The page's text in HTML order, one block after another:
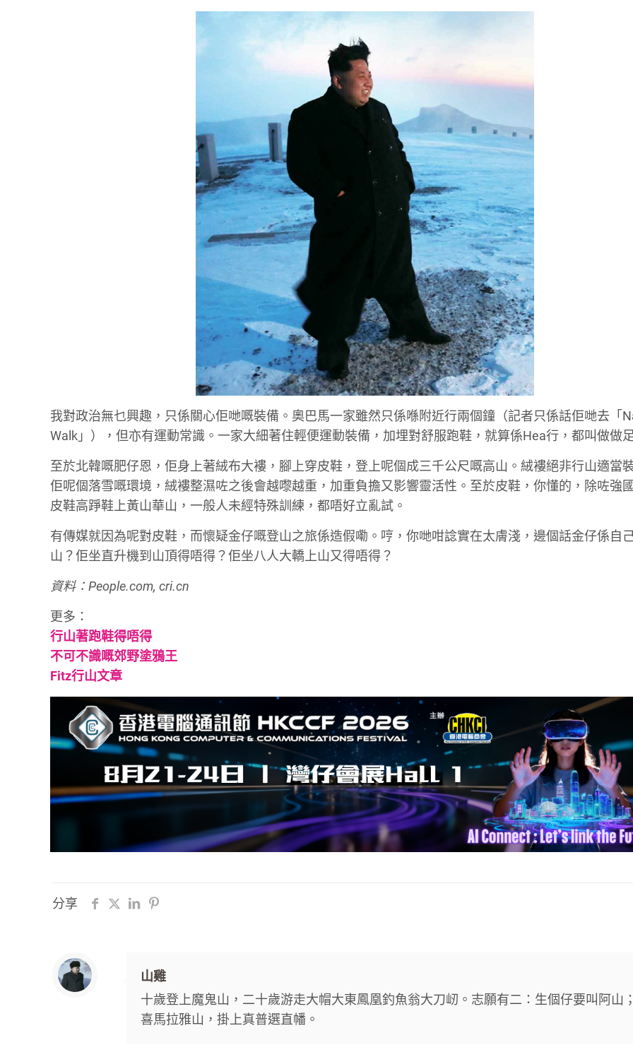
我對政治無乜興趣，只係關心佢哋嘅裝備。奧巴馬一家雖然只係喺附近行兩個鐘（記者只係話佢哋去「
Walk」），但亦有運動常識。一家大細著住輕便運動裝備，加埋對舒服跑鞋，就算係Hea行，都叫做做
至於北韓嘅肥仔恩，佢身上著絨布大褸，腳上穿皮鞋，登上呢個成三千公尺嘅高山。絨褸絕非行山適當
佢呢個落雪嘅環境，絨褸整濕咗之後會越嚟越重，加重負擔又影響靈活性。至於皮鞋，你懂的，除咗強
皮鞋高踭鞋上黃山華山，一般人未經特殊訓練，都唔好立亂試。
有傳媒就因為呢對皮鞋，而懷疑金仔嘅登山之旅係造假嘞。哼，你哋咁諗實在太膚淺，邊個話金仔係自
山？佢坐直升機到山頂得唔得？佢坐八人大轎上山又得唔得？
資料：People.com, cri.cn
更多：
行山著跑鞋得唔得
不可不識嘅郊野塗鴉王
Fitz行山文章
分享
山雞
十歲登上魔鬼山，二十歲游走大帽大東鳳凰釣魚翁大刀屻。志願有二：生個仔要叫阿山
喜馬拉雅山，掛上真普選直幡。